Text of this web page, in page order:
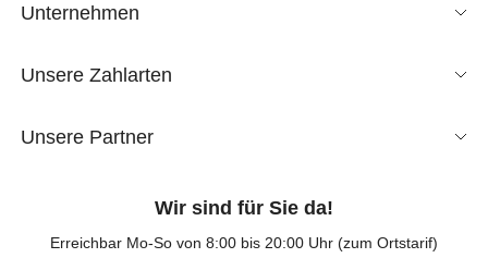
Unternehmen
Unsere Zahlarten
Unsere Partner
Wir sind für Sie da!
Erreichbar Mo-So von 8:00 bis 20:00 Uhr (zum Ortstarif)